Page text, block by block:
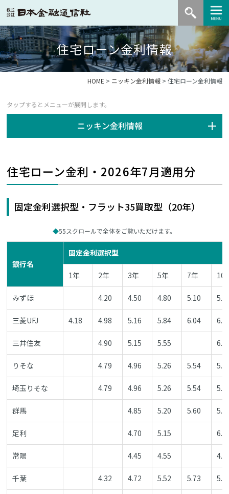
住宅ローン金利情報
HOME > ニッキン金利情報> 住宅ローン金利情報
ニッキン金利情報
住宅ローン金利・2026年7月適用分
固定金利選択型・フラット35買取型（20年）
55スクロールで全体をご覧いただけます。
銀行名
固定金利選択型
1年 2年 3年 5年 7年 10
みずほ 4.20 4.50 4.80 5.10
三菱UFJ 4.18 4.98 5.16 5.84 6.04
三井住友 4.90 5.15 5.55
りそな 4.79 4.96 5.26 5.54
埼玉りそな 4.79 4.96 5.26 5.54
群馬 4.85 5.20 5.60
足利 4.70 5.15
常陽 4.45 4.55
千葉 4.32 4.72 5.52 5.73